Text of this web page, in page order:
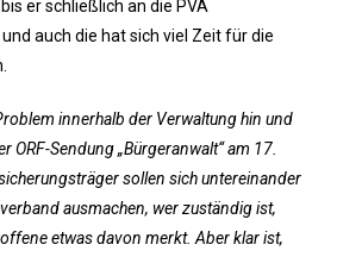
er schließlich an die PVA
auch die hat sich viel Zeit für die
innerhalb der Verwaltung hin und
ORF-Sendung „Bürgeranwalt“ am 17.
sollen sich untereinander
ausmachen, wer zuständig ist,
etwas davon merkt. Aber klar ist,